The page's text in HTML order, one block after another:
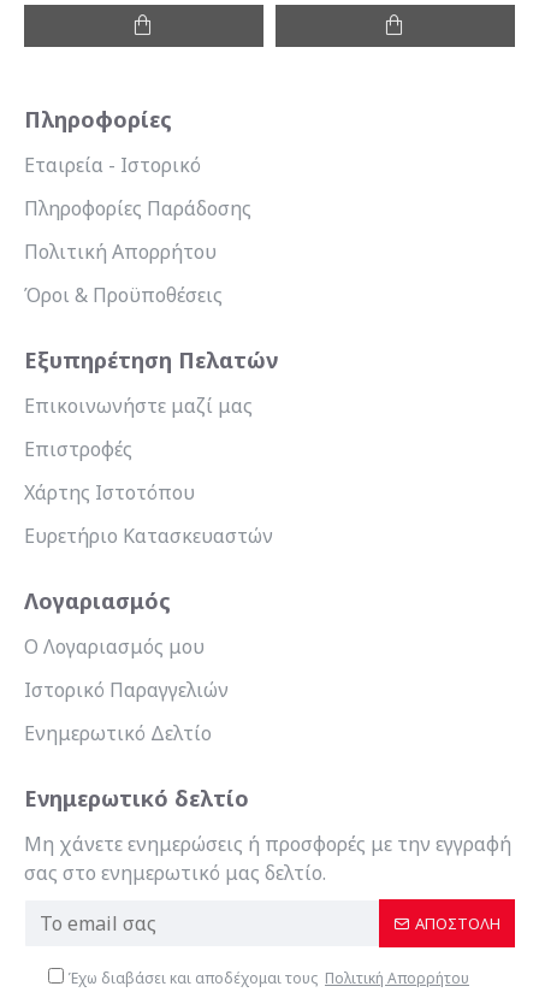
Πληροφορίες
Εταιρεία - Ιστορικό
Πληροφορίες Παράδοσης
Πολιτική Απορρήτου
Όροι & Προϋποθέσεις
Εξυπηρέτηση Πελατών
Επικοινωνήστε μαζί μας
Επιστροφές
Χάρτης Ιστοτόπου
Ευρετήριο Κατασκευαστών
Λογαριασμός
Ο Λογαριασμός μου
Ιστορικό Παραγγελιών
Ενημερωτικό Δελτίο
Ενημερωτικό δελτίο
Μη χάνετε ενημερώσεις ή προσφορές με την εγγραφή
σας στο ενημερωτικό μας δελτίο.
ΑΠΟΣΤΟΛΉ
Έχω διαβάσει και αποδέχομαι τους Πολιτική Απορρήτου